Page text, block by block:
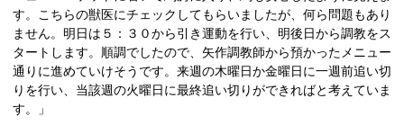
す。こちらの獣医にチェックしてもらいましたが、何ら問題もあり
ません。明日は５：３０から引き運動を行い、明後日から調教をス
タートします。順調でしたので、矢作調教師から預かったメニュー
通りに進めていけそうです。来週の木曜日か金曜日に一週前追い切
りを行い、当該週の火曜日に最終追い切りができればと考えていま
す。」